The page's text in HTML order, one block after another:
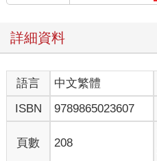
詳細資料
語言 中文繁體
ISBN
9789865023607
頁數 208